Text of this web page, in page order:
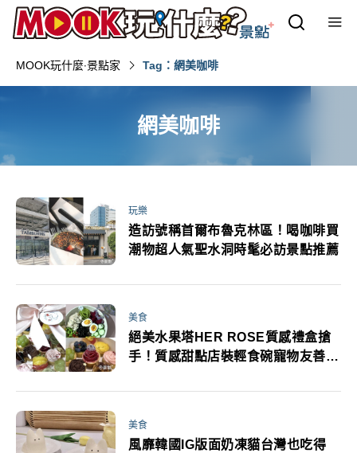
MOOK玩什麼‧景點家 Tag：網美咖啡
網美咖啡
玩樂
造訪號稱首爾布魯克林區！喝咖啡買
潮物超人氣聖水洞時髦必訪景點推薦
美食
絕美水果塔HER ROSE質感禮盒搶
手！質感甜點店裝輕食碗寵物友善中
美食
風靡韓國IG版面奶凍貓台灣也吃得